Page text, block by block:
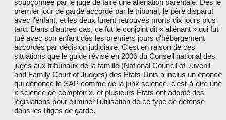
soupçonnée par le juge de faire une aliénation parentale. Dès le
premier jour de garde accordé par le tribunal, le père disparut
avec l'enfant, et les deux furent retrouvés morts dix jours plus
tard. Dans d'autres cas, ce fut le conjoint dit « aliénant » qui fut
tué avec son enfant dès les premiers jours d'hébergement
accordés par décision judiciaire. C'est en raison de ces
situations que le guide révisé en 2006 du Conseil national des
juges aux tribunaux de la famille (National Council of Juvenil
and Family Court of Judges) des États-Unis a inclus un énoncé
qui dénonce le SAP comme de la junk science, c'est-à-dire une
« science de comptoir », et plusieurs États ont adopté des
législations pour éliminer l'utilisation de ce type de défense
dans les litiges de garde.